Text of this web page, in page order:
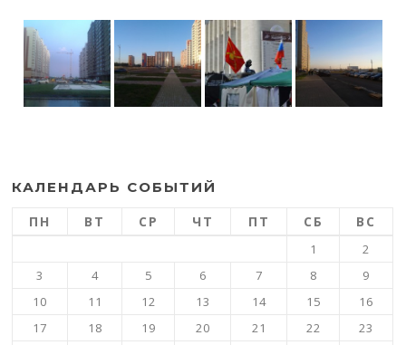
КАЛЕНДАРЬ СОБЫТИЙ
ПН ВТ СР ЧТ ПТ СБ ВС
1
2
3
4 5 6 7 8
9
10
11 12 13 14 15
16
17
18 19 20 21 22
23